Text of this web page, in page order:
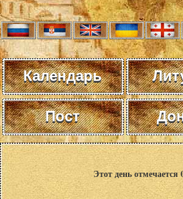
Календарь
Пост
Этот день